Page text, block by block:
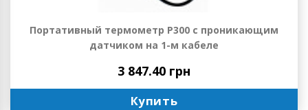
Портативный термометр Р300 с проникающим
датчиком на 1-м кабеле
3 847.40 грн
Купить